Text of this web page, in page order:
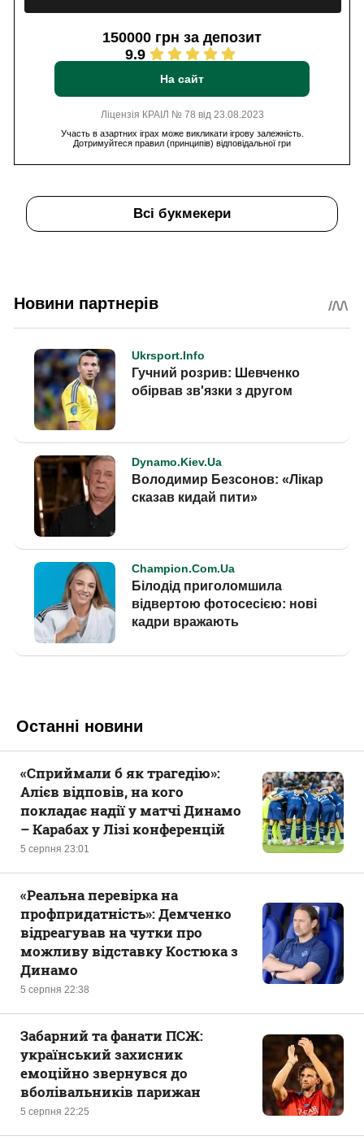
150000 грн за депозит
9.9
На сайт
Ліцензія КРАІЛ № 78 від 23.08.2023
Участь в азартних іграх може викликати ігрову залежність.
Дотримуйтеся правил (принципів) відповідальної гри
Всі букмекери
Останні новини
5 серпня 23:01
«Сприймали б як трагедію»:
Алієв відповів, на кого
покладає надії у матчі Динамо
– Карабах у Лізі конференцій
5 серпня 22:38
«Реальна перевірка на
профпридатність»: Демченко
відреагував на чутки про
можливу відставку Костюка з
Динамо
5 серпня 22:25
Забарний та фанати ПСЖ:
український захисник
емоційно звернувся до
вболівальників парижан